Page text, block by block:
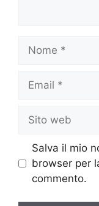
web
Salva il mio
browser per
commento.